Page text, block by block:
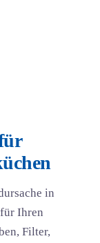
in
Ihren
Filter,